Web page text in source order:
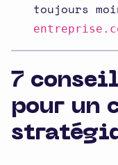
toujours
7
pour un